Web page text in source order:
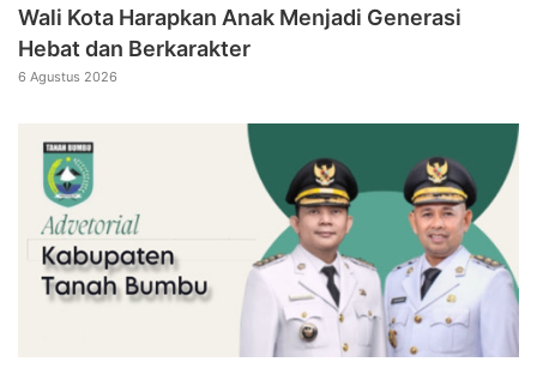
Wali Kota Harapkan Anak Menjadi Generasi
Hebat dan Berkarakter
6 Agustus 2026